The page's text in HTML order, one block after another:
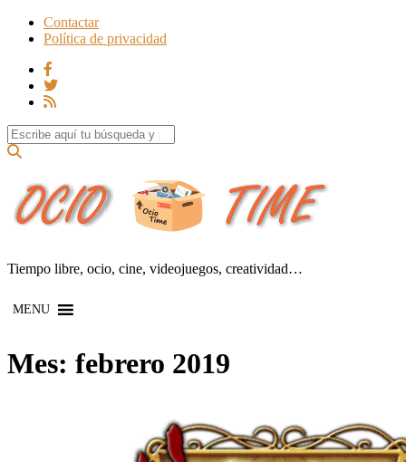
Contactar
Política de privacidad
Search for:
Tiempo libre, ocio, cine, videojuegos, creatividad…
MENU
Mes: febrero 2019